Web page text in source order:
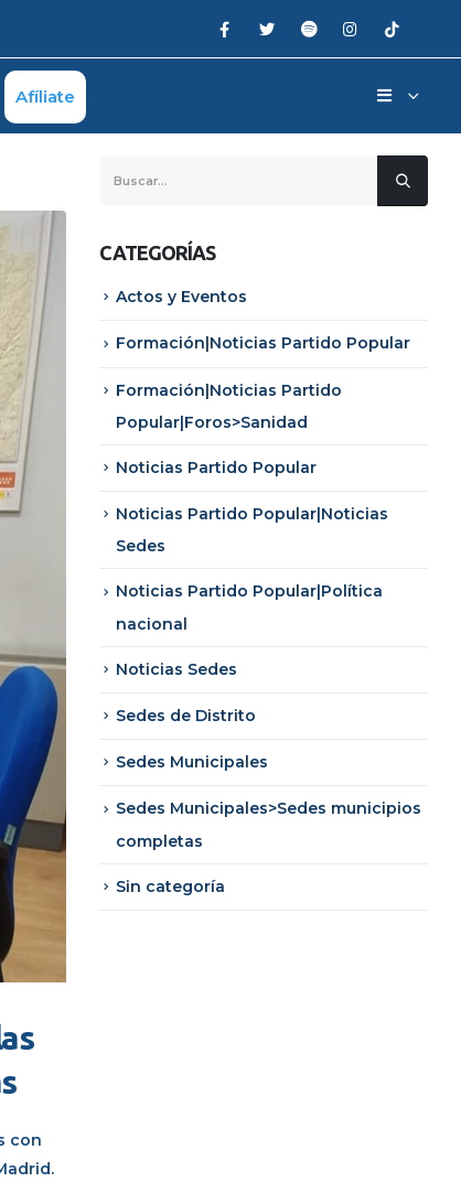
Afíliate
con
CATEGORÍAS
Actos y Eventos
Formación|Noticias Partido Popular
Formación|Noticias Partido
Popular|Foros>Sanidad
Noticias Partido Popular
Noticias Partido Popular|Noticias
Sedes
Noticias Partido Popular|Política
nacional
Noticias Sedes
Sedes de Distrito
Sedes Municipales
Sedes Municipales>Sedes municipios
completas
Sin categoría